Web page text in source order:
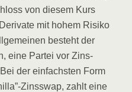
von die­sem Kurs
mit hohem Risi­ko
besteht der
eine Par­tei vor Zins­
der ein­fachs­ten Form
Zinsswap, zahlt eine